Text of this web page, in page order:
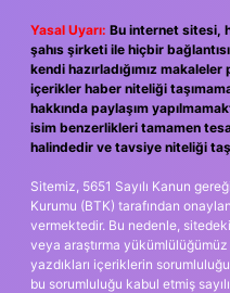
Yasal Uyarı: Bu internet sitesi,
şahıs şirketi ile hiçbir
kendi hazırladığımız
içerikler haber niteliği
hakkında paylaşım
isim benzerlikleri tamamen
halindedir ve tavsiye niteliği
Sitemiz, 5651 Sayılı Kanun
Kurumu (BTK) tarafından
vermektedir. Bu nedenle,
veya araştırma
yazdıkları içeriklerin
bu sorumluluğu kabul etmiş